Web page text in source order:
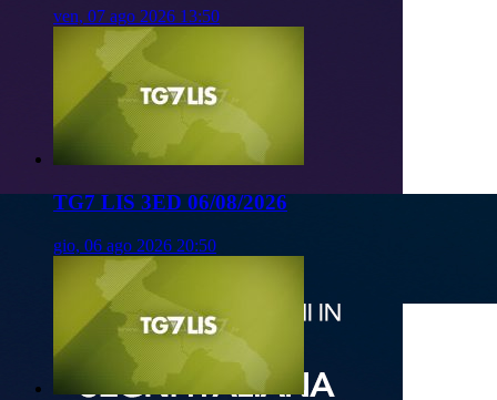
ven, 07 ago 2026 13:50
TG7 LIS 3ED 06/08/2026
gio, 06 ago 2026 20:50